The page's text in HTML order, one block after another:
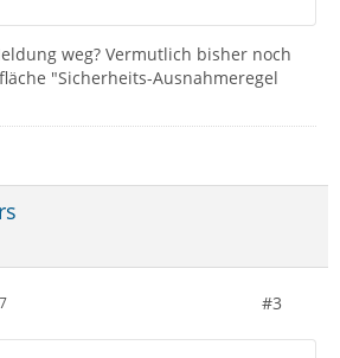
weg? Vermutlich bisher noch
"Sicherheits-Ausnahmeregel
#3